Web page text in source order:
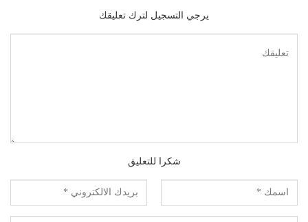
يرجي التسجيل لترك تعليقك
شكرا للتعليق